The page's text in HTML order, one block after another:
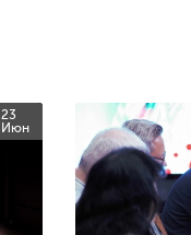
23
Июн